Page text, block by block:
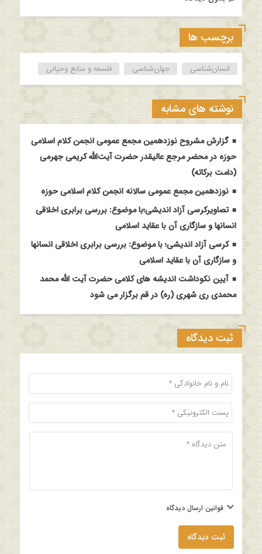
برچسب ها
انسان‌شناسی جهان‌شناسی فلسفه و منابع وحیانی
نوشته های مشابه
گزارش مشروح نوزدهمین مجمع عمومی انجمن کلام اسلامی
حوزه در محضر مرجع عالیقدر حضرت آیت‌الله کریمی جهرمی
(دامت برکاته)
نوزدهمین مجمع عمومی سالانه انجمن کلام اسلامی حوزه
تصاویرکرسی آزاد اندیشی؛با موضوع: بررسی برابری اخلاقی
انسانها و سازگاری آن با عقاید اسلامی
کرسی آزاد اندیشی؛ با موضوع: بررسی برابری اخلاقی انسانها
و سازگاری آن با عقاید اسلامی
آیین نکوداشت اندیشه های کلامی حضرت آیت الله محمد
محمدی ری شهری (ره) در قم برگزار می شود
ثبت دیدگاه
قوانین ارسال دیدگاه
ثبت دیدگاه